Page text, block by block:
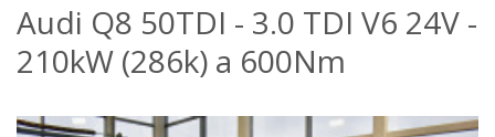
Audi Q8 50TDI - 3.0 TDI V6 24V -
210kW (286k) a 600Nm